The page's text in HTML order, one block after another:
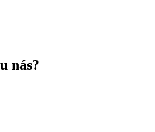
nás?